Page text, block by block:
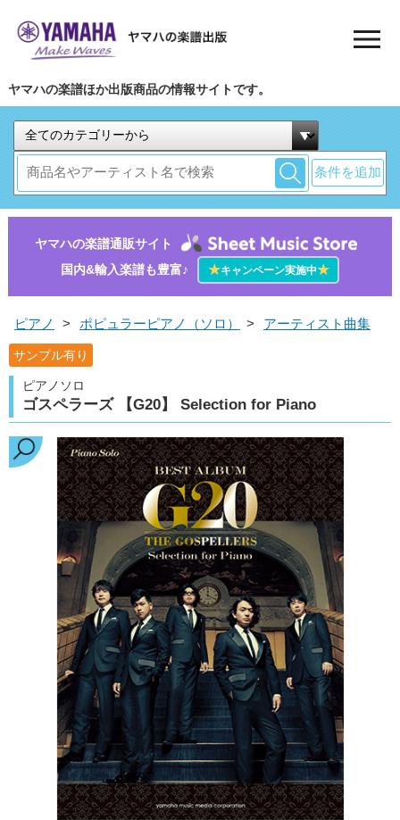
ヤマハの楽譜ほか出版商品の情報サイトです。
条件を追加
ヤマハの楽譜通販サイト
国内&輸入楽譜も豊富♪
★キャンペーン実施中★
ピアノ > ポピュラーピアノ（ソロ） > アーティスト曲集
サンプル有り
ピアノソロ
ゴスペラーズ 【G20】 Selection for Piano